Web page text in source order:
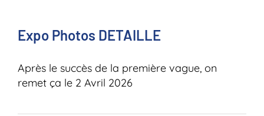
Expo Photos DETAILLE
Après le succès de la première vague, on
remet ça le 2 Avril 2026